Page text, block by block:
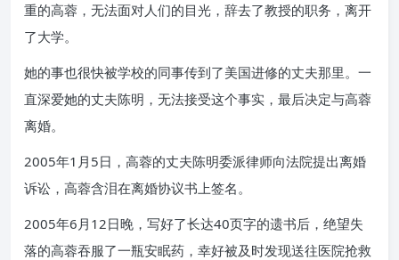
重的高蓉，无法面对人们的目光，辞去了教授的职务，离开
了大学。
她的事也很快被学校的同事传到了美国进修的丈夫那里。一
直深爱她的丈夫陈明，无法接受这个事实，最后决定与高蓉
离婚。
2005年1月5日，高蓉的丈夫陈明委派律师向法院提出离婚
诉讼，高蓉含泪在离婚协议书上签名。
2005年6月12日晚，写好了长达40页字的遗书后，绝望失
落的高蓉吞服了一瓶安眠药，幸好被及时发现送往医院抢救